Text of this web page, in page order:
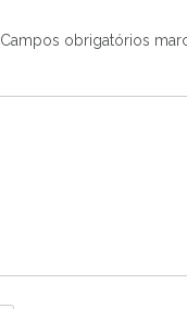
Campos obrigatórios